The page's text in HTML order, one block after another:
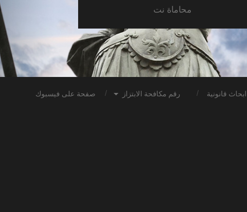
محاماة نت
ابحاث قانونية رقم مكافحة الابتزاز صفحة على فيسبوك